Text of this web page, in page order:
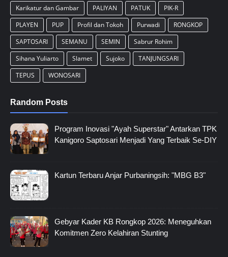
Karikatur dan Gambar
PALIYAN PATUK
PIK-R
PLAYEN
PUP Profil dan Tokoh Purwadi
RONGKOP
SAPTOSARI
SEMANU SEMIN
Sabrur Rohim
Sihana Yuliarto
Slamet Sujoko
TANJUNGSARI
TEPUS
WONOSARI
Random Posts
Program Inovasi "Ayah Superstar" Antarkan TPK
Kanigoro Saptosari Menjadi Yang Terbaik Se-DIY
Kartun Terbaru Anjar Purbaningsih: "MBG B3"
Gebyar Kader KB Rongkop 2026: Meneguhkan
Komitmen Zero Kelahiran Stunting